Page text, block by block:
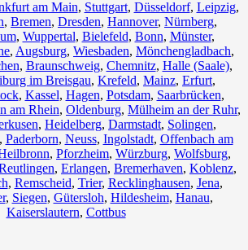
am Main, Stuttgart, Düsseldorf, Leipzig,
, Bremen, Dresden, Hannover, Nürnberg,
, Wuppertal, Bielefeld, Bonn, Münster,
, Augsburg, Wiesbaden, Mönchengladbach,
, Braunschweig, Chemnitz⁠, Halle (Saale),
im Breisgau, Krefeld, Mainz, Erfurt,
, Kassel, Hagen, Potsdam, Saarbrücken,
am Rhein, Oldenburg, Mülheim an der Ruhr,
, Heidelberg, Darmstadt, Solingen,
Paderborn, Neuss, Ingolstadt, Offenbach am
, Pforzheim, Würzburg, Wolfsburg,
, Erlangen, Bremerhaven, Koblenz,
, Remscheid, Trier, Recklinghausen, Jena,
, Siegen, Gütersloh, Hildesheim, Hanau,
Kaiserslautern, Cottbus